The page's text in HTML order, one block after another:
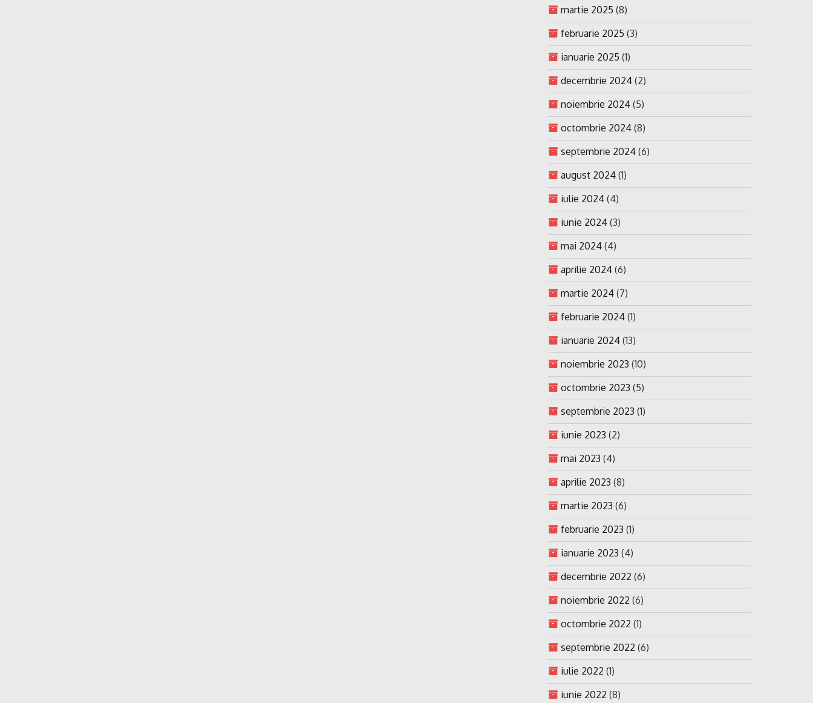
martie 2025 (8)
februarie 2025 (3)
ianuarie 2025 (1)
decembrie 2024 (2)
noiembrie 2024 (5)
octombrie 2024 (8)
septembrie 2024 (6)
august 2024 (1)
iulie 2024 (4)
iunie 2024 (3)
mai 2024 (4)
aprilie 2024 (6)
martie 2024 (7)
februarie 2024 (1)
ianuarie 2024 (13)
noiembrie 2023 (10)
octombrie 2023 (5)
septembrie 2023 (1)
iunie 2023 (2)
mai 2023 (4)
aprilie 2023 (8)
martie 2023 (6)
februarie 2023 (1)
ianuarie 2023 (4)
decembrie 2022 (6)
noiembrie 2022 (6)
octombrie 2022 (1)
septembrie 2022 (6)
iulie 2022 (1)
iunie 2022 (8)